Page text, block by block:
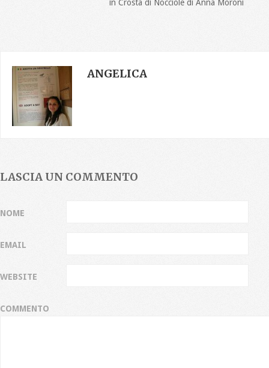
in Crosta di Nocciole di Anna Moroni
ANGELICA
LASCIA UN COMMENTO
NOME
EMAIL
WEBSITE
COMMENTO